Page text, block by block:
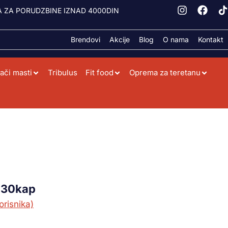
ZA PORUDZBINE IZNAD 4000DIN
Brendovi Akcije Blog O nama Kontakt
masti Tribulus Fit food Oprema za teretanu